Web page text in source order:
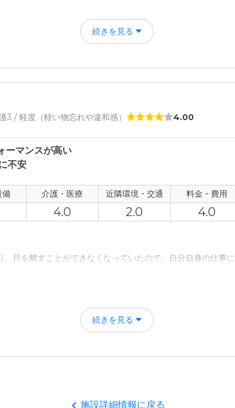
応してくれた。建物自体は今まで個人的に見学してきたけど
便さがあるのかもしれない。
て
部屋があってクローゼットが充実しており、トイレや洗濯
すが、医療は月1内科は訪問診察してくれると言いますが、
て
が本数が少ないという、自宅近辺は自立の為買い物等が近
ステムに比べると若干高い気がしたが、妥当なのかとも思う
続きを見る
/ 軽度（軽い物忘れや違和感） 4.00
ーマンスが高い
不安
備 介護・医療 近隣環境・交通 料金・費用
4.0 2.0 4.0
目を離すことができなくなっていたので、自分自身の仕事
感じることが大切で、家族にとっても、安心できる施設が望ま
続きを見る
施設詳細情報に戻る